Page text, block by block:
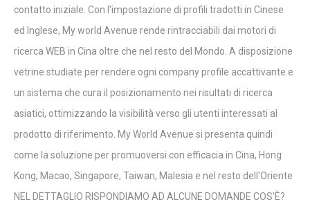
contatto iniziale. Con l'impostazione di profili tradotti in Cinese
ed Inglese, My world Avenue rende rintracciabili dai motori di
ricerca WEB in Cina oltre che nel resto del Mondo. A disposizione
vetrine studiate per rendere ogni company profile accattivante e
un sistema che cura il posizionamento nei risultati di ricerca
asiatici, ottimizzando la visibilità verso gli utenti interessati al
prodotto di riferimento. My World Avenue si presenta quindi
come la soluzione per promuoversi con efficacia in Cina, Hong
Kong, Macao, Singapore, Taiwan, Malesia e nel resto dell'Oriente
NEL DETTAGLIO RISPONDIAMO AD ALCUNE DOMANDE COS'È?